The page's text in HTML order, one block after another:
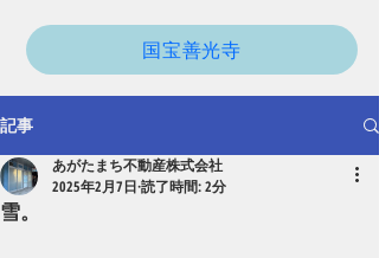
国宝善光寺
記事
雪。
あがたまち不動産株式会社
2025年2月7日 読了時間: 2分